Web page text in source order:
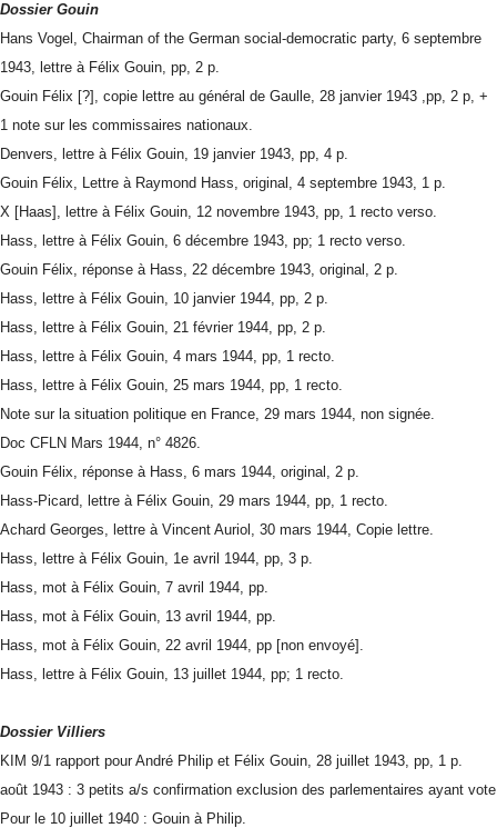
Dossier Gouin
Hans Vogel, Chairman of the German social-democratic party, 6 septembre
1943, lettre à Félix Gouin, pp, 2 p.
Gouin Félix [?], copie lettre au général de Gaulle, 28 janvier 1943 ,pp, 2 p, +
1 note sur les commissaires nationaux.
Denvers, lettre à Félix Gouin, 19 janvier 1943, pp, 4 p.
Gouin Félix, Lettre à Raymond Hass, original, 4 septembre 1943, 1 p.
X [Haas], lettre à Félix Gouin, 12 novembre 1943, pp, 1 recto verso.
Hass, lettre à Félix Gouin, 6 décembre 1943, pp; 1 recto verso.
Gouin Félix, réponse à Hass, 22 décembre 1943, original, 2 p.
Hass, lettre à Félix Gouin, 10 janvier 1944, pp, 2 p.
Hass, lettre à Félix Gouin, 21 février 1944, pp, 2 p.
Hass, lettre à Félix Gouin, 4 mars 1944, pp, 1 recto.
Hass, lettre à Félix Gouin, 25 mars 1944, pp, 1 recto.
Note sur la situation politique en France, 29 mars 1944, non signée.
Doc CFLN Mars 1944, n° 4826.
Gouin Félix, réponse à Hass, 6 mars 1944, original, 2 p.
Hass-Picard, lettre à Félix Gouin, 29 mars 1944, pp, 1 recto.
Achard Georges, lettre à Vincent Auriol, 30 mars 1944, Copie lettre.
Hass, lettre à Félix Gouin, 1e avril 1944, pp, 3 p.
Hass, mot à Félix Gouin, 7 avril 1944, pp.
Hass, mot à Félix Gouin, 13 avril 1944, pp.
Hass, mot à Félix Gouin, 22 avril 1944, pp [non envoyé].
Hass, lettre à Félix Gouin, 13 juillet 1944, pp; 1 recto.
Dossier Villiers
KIM 9/1 rapport pour André Philip et Félix Gouin, 28 juillet 1943, pp, 1 p.
août 1943 : 3 petits a/s confirmation exclusion des parlementaires ayant vote
Pour le 10 juillet 1940 : Gouin à Philip.